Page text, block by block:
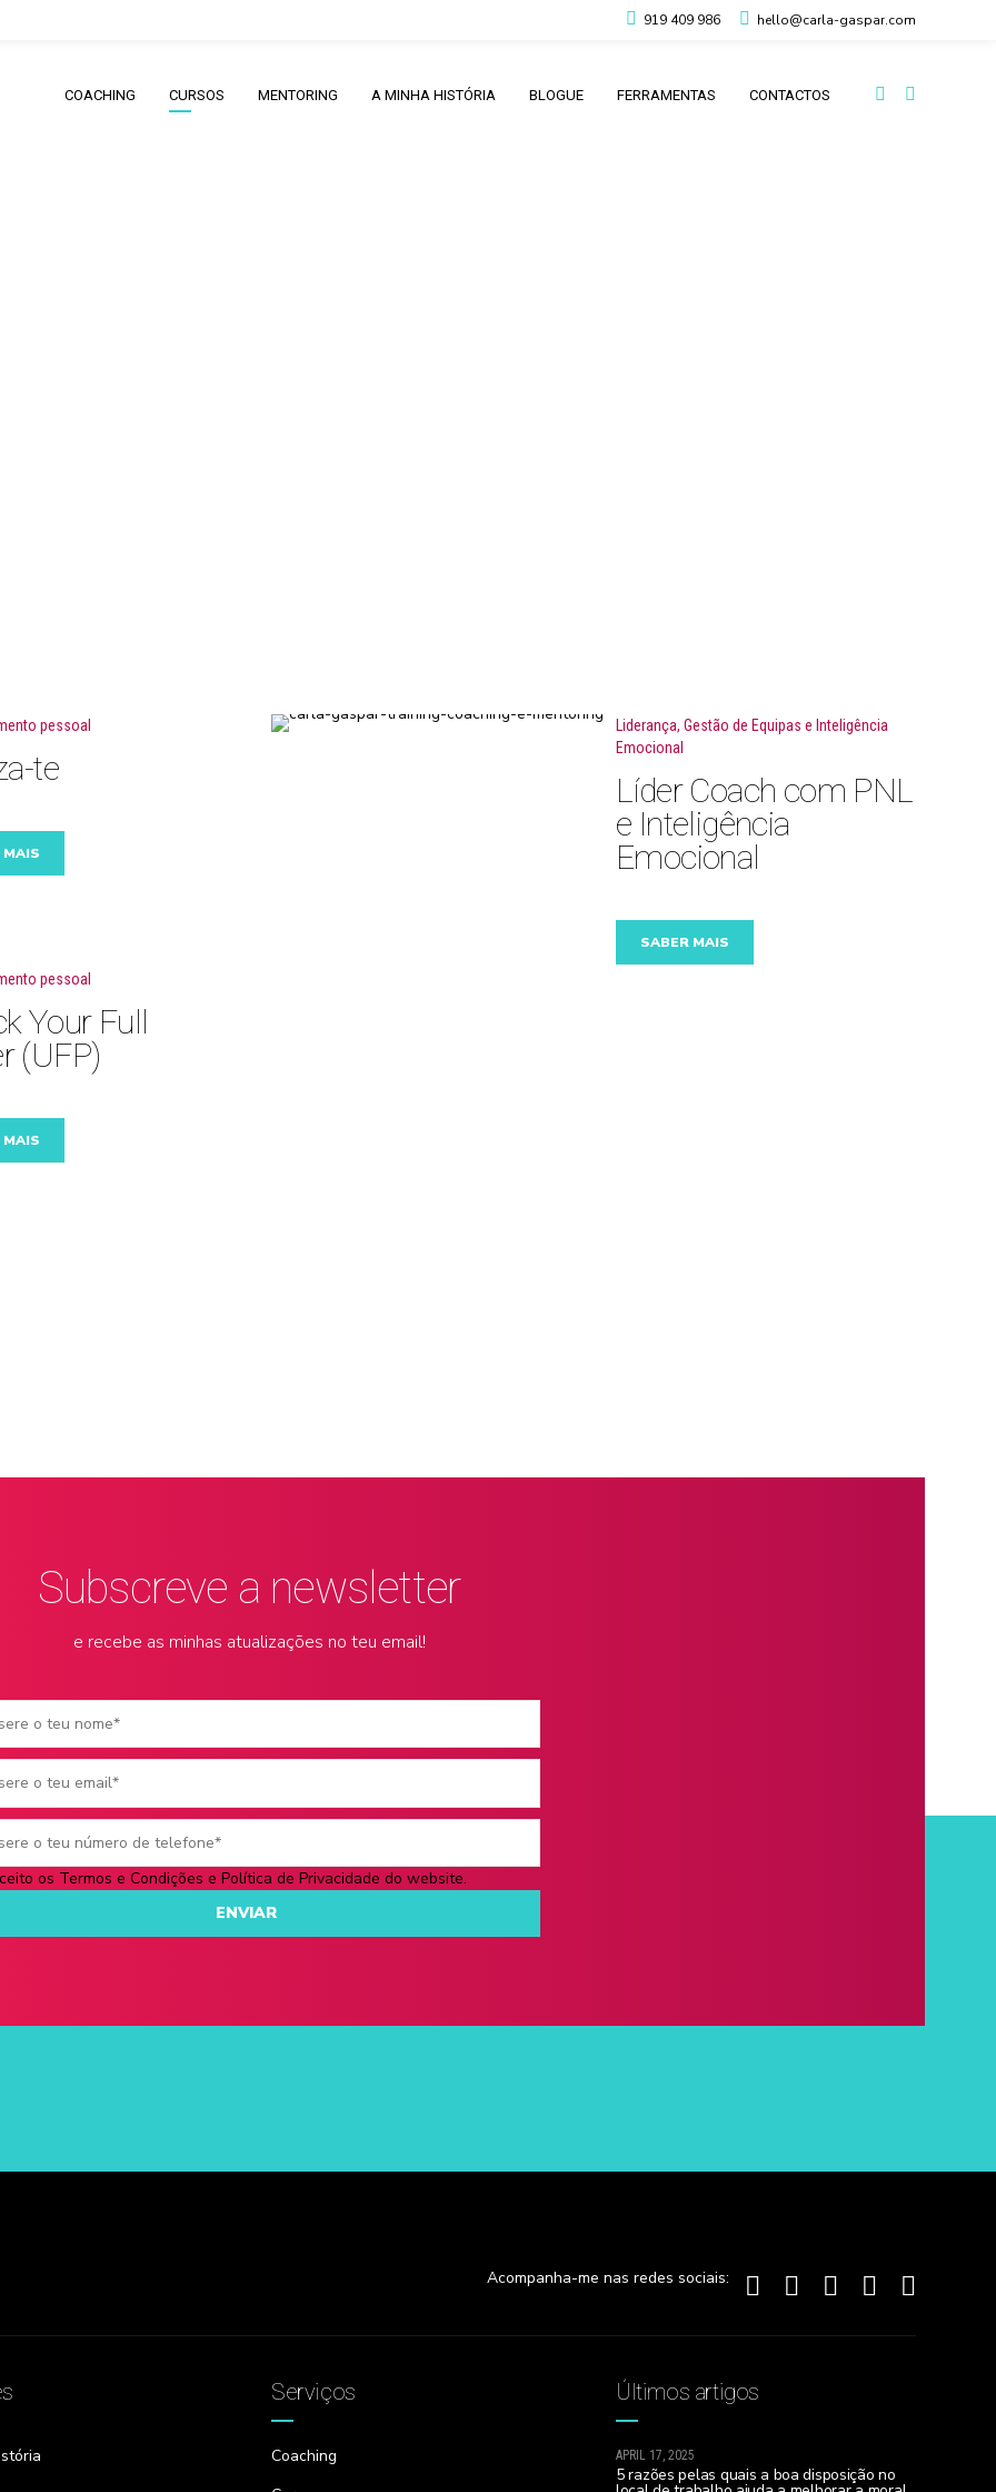
919 409 986 hello@carla-gaspar.com
COACHING CURSOS MENTORING A MINHA HISTÓRIA BLOGUE FERRAMENTAS CONTACTOS
pessoal
te
MAIS
Liderança, Gestão de Equipas e Inteligência
Emocional
Líder Coach com PNL
e Inteligência
Emocional
SABER MAIS
pessoal
Your Full
(UFP)
MAIS
Subscreve a newsletter
e recebe as minhas atualizações no teu email!
os Termos e Condições e Política de Privacidade do website.
Acompanha-me nas redes sociais:
Serviços
Coaching
Últimos artigos
APRIL 17, 2025
5 razões pelas quais a boa disposição no